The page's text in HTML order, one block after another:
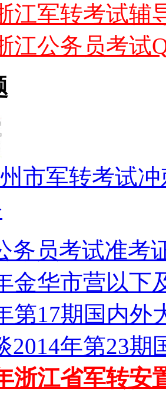
江军转考试辅
江公务员考试
市军转考试
务员考试准考
金华市营以下
第17期国内外
2014年第23期
浙江省军转安